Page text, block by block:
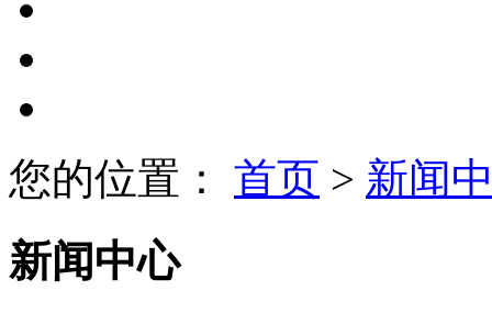
您的位置： 首页 > 新闻
新闻中心